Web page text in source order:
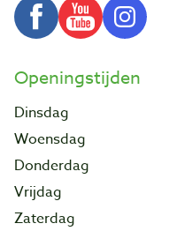
Openingstijden
Dinsdag
Woensdag
Donderdag
Vrijdag
Zaterdag